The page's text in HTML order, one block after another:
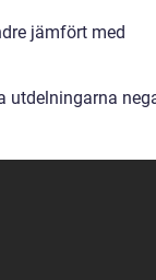
jämfört med
utdelningarna